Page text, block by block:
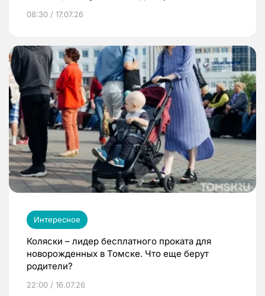
08:30 / 17.07.26
Интересное
Коляски – лидер бесплатного проката для
новорожденных в Томске. Что еще берут
родители?
22:00 / 16.07.26